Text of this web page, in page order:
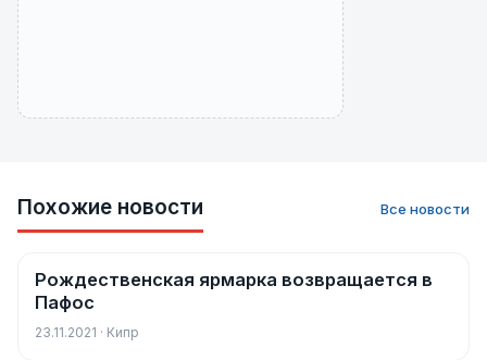
Похожие новости Все новости
Новости
Рождественская ярмарка возвращается в
Пафос
23.11.2021 · Кипр